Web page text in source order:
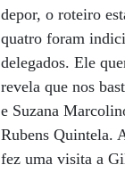
depor, o roteiro
quatro foram
delegados. Ele
revela que nos
e Suzana
Rubens Quintela.
fez uma visita a